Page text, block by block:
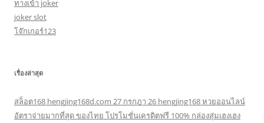
ทางเข้า joker
joker slot
โจ๊กเกอร์123
เรื่องล่าสุด
สล็อต168 hengjing168d.com 27 กรกฎา 26 hengjing168 หวยออนไลน์
อัตราจ่ายมากที่สุด ของไทย โปรโมชั่นเครดิตฟรี 100% กล่องสุ่มเฮงเฮง